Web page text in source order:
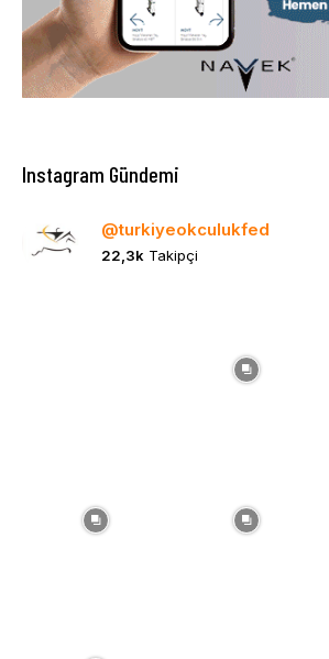
Instagram Gündemi
@turkiyeokculukfed
22,3k Takipçi